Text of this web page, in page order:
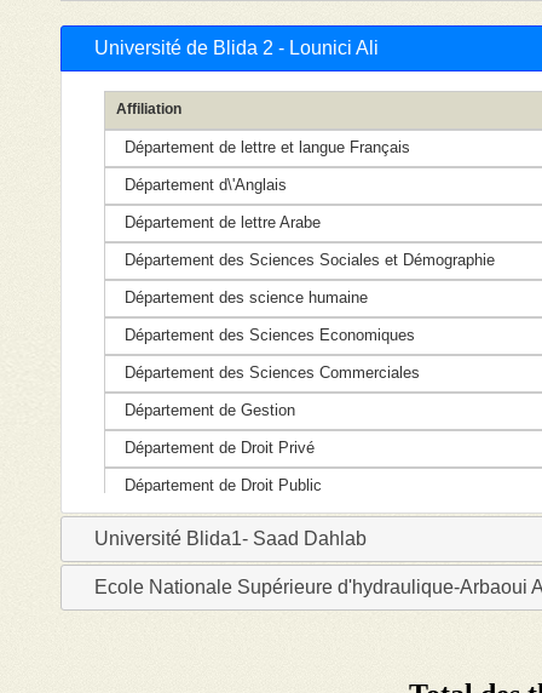
Université de Blida 2 - Lounici Ali
Affiliation
Département de lettre et langue Français
Département d\'Anglais
Département de lettre Arabe
Département des Sciences Sociales et Démographie
Département des science humaine
Département des Sciences Economiques
Département des Sciences Commerciales
Département de Gestion
Département de Droit Privé
Département de Droit Public
Département de Philosophie
département de sciences politiques
Département de langue italienne
Université Blida1- Saad Dahlab
Ecole Nationale Supérieure d'hydraulique-Arbaoui